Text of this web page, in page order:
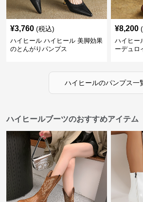
¥3,760 (税込)
ハイヒール ハイヒール 美脚効果
のとんがりパンプス
¥8,200
ハイヒー
ーデュロ
ハイヒールのパンプス一
ハイヒールブーツのおすすめアイテム